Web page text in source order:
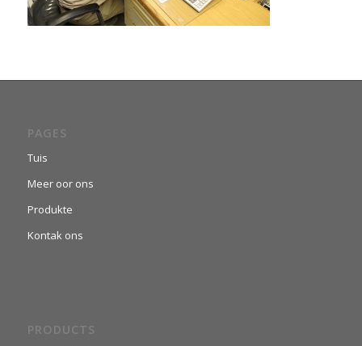
PAGES
Tuis
Meer oor ons
Produkte
Kontak ons
PRODUCTS